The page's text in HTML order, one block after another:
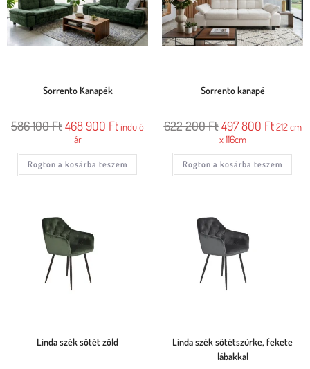
Sorrento Kanapék
586 100Ft468 900 Ftinduló
ár
Rögtön a kosárba teszem
Sorrento kanapé
622 200Ft 497 800 Ft212 cm
x 116cm
Rögtön a kosárba teszem
Linda szék sötét zöld
Linda szék sötétszürke, fekete
lábakkal